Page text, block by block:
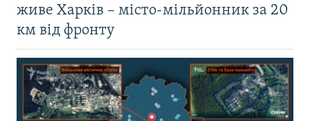
живе Харків – місто-мільйонник за 20
км від фронту